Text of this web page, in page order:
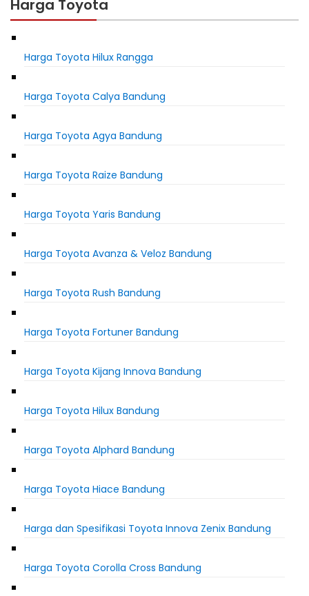
Harga Toyota
Harga Toyota Hilux Rangga
Harga Toyota Calya Bandung
Harga Toyota Agya Bandung
Harga Toyota Raize Bandung
Harga Toyota Yaris Bandung
Harga Toyota Avanza & Veloz Bandung
Harga Toyota Rush Bandung
Harga Toyota Fortuner Bandung
Harga Toyota Kijang Innova Bandung
Harga Toyota Hilux Bandung
Harga Toyota Alphard Bandung
Harga Toyota Hiace Bandung
Harga dan Spesifikasi Toyota Innova Zenix Bandung
Harga Toyota Corolla Cross Bandung